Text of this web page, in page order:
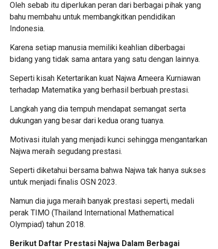
Oleh sebab itu diperlukan peran dari berbagai pihak yang
bahu membahu untuk membangkitkan pendidikan
Indonesia.
Karena setiap manusia memiliki keahlian diberbagai
bidang yang tidak sama antara yang satu dengan lainnya.
Seperti kisah Ketertarikan kuat Najwa Ameera Kurniawan
terhadap Matematika yang berhasil berbuah prestasi.
Langkah yang dia tempuh mendapat semangat serta
dukungan yang besar dari kedua orang tuanya.
Motivasi itulah yang menjadi kunci sehingga mengantarkan
Najwa meraih segudang prestasi.
Seperti diketahui bersama bahwa Najwa tak hanya sukses
untuk menjadi finalis OSN 2023.
Namun dia juga meraih banyak prestasi seperti, medali
perak TIMO (Thailand International Mathematical
Olympiad) tahun 2018.
Berikut Daftar Prestasi Najwa Dalam Berbagai